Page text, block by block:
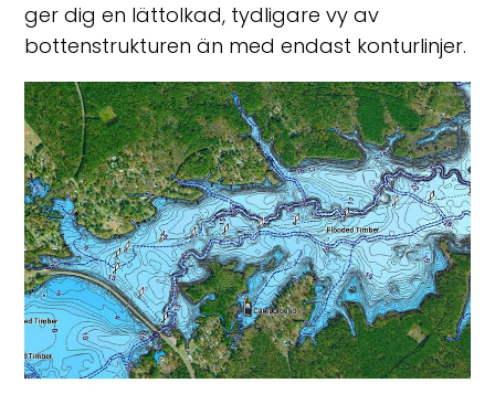
ger dig en lättolkad, tydligare vy av
bottenstrukturen än med endast konturlinjer.